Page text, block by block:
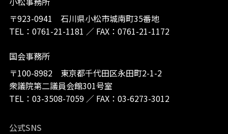
〒923-0941 石川県小松市城南町35番地
TEL： 0761-21-1181 ／ FAX：0761-21-1172
国会事務所
〒100-8982 東京都千代田区永田町2-1-2
衆議院第二議員会館301号室
TEL： 03-3508-7059／ FAX：03-6273-3012
公式SNS